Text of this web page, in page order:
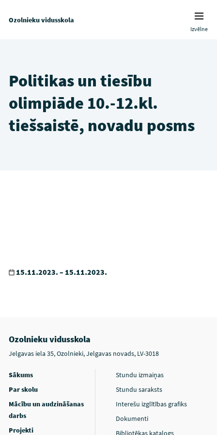
Ozolnieku vidusskola
Izvēlne
Politikas un tiesību
olimpiāde 10.-12.kl.
tiešsaistē, novadu posms
15.11.2023. – 15.11.2023.
Ozolnieku vidusskola
Jelgavas iela 35, Ozolnieki, Jelgavas novads, LV-3018
Sākums
Par skolu
Mācību un audzināšanas
darbs
Projekti
Stundu izmaiņas
Stundu saraksts
Interešu izglītības grafiks
Dokumenti
Bibliotēkas katalogs